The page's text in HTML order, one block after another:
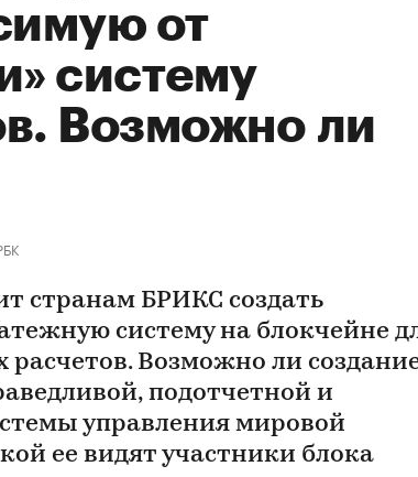
от
систему
Возможно ли
странам БРИКС создать
систему на блокчейне
Возможно ли
подотчетной и
управления мировой
ее видят участники блока